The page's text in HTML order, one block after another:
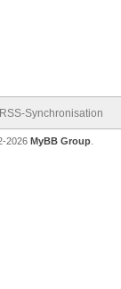
RSS-Synchronisation
2026 MyBB Group